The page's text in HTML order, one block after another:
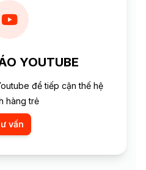
YOUTUBE
để tiếp cận thế hệ
hàng trẻ
vấn